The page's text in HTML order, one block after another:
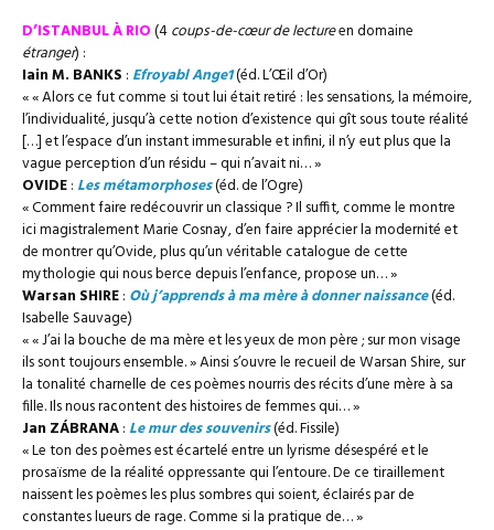
D’ISTANBUL À RIO(4coups-de-cœur de lectureen domaine
étranger) :
Iain M. BANKS : Efroyabl Ange1(éd. L’Œil d’Or)
« « Alors ce fut comme si tout lui était retiré : les sensations, la mémoire,
l’individualité, jusqu’à cette notion d’existence qui gît sous toute réalité
[…] et l’espace d’un instant immesurable et infini, il n’y eut plus que la
vague perception d’un résidu – qui n’avait ni… »
OVIDE: Les métamorphoses(éd. de l’Ogre)
« Comment faire redécouvrir un classique ? Il suffit, comme le montre
ici magistralement Marie Cosnay, d’en faire apprécier la modernité et
de montrer qu’Ovide, plus qu’un véritable catalogue de cette
mythologie qui nous berce depuis l’enfance, propose un… »
Warsan SHIRE: Où j’apprends à ma mère à donner naissance(éd.
Isabelle Sauvage)
« « J’ai la bouche de ma mère et les yeux de mon père ; sur mon visage
ils sont toujours ensemble. » Ainsi s’ouvre le recueil de Warsan Shire, sur
la tonalité charnelle de ces poèmes nourris des récits d’une mère à sa
fille. Ils nous racontent des histoires de femmes qui… »
Jan ZÁBRANA: Le mur des souvenirs(éd. Fissile)
« Le ton des poèmes est écartelé entre un lyrisme désespéré et le
prosaïsme de la réalité oppressante qui l’entoure. De ce tiraillement
naissent les poèmes les plus sombres qui soient, éclairés par de
constantes lueurs de rage. Comme si la pratique de… »